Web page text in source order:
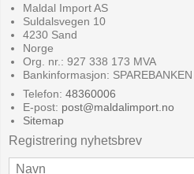
Maldal Import AS
Suldalsvegen 10
4230 Sand
Norge
Org. nr.: 927 338 173 MVA
Bankinformasjon:
Telefon: 48360006
E-post: post@maldalimport.no
Sitemap
Registrering nyhetsbrev